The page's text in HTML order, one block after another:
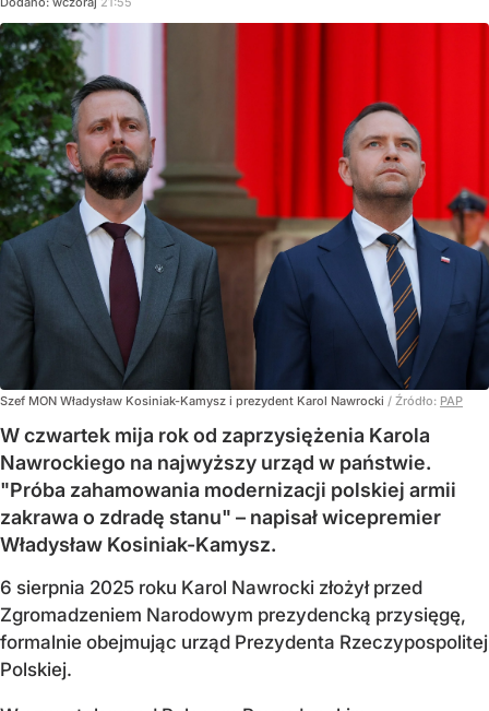
Szef MON Władysław Kosiniak-Kamysz i prezydent Karol Nawrocki / Źródło: PAP
W czwartek mija rok od zaprzysiężenia Karola
Nawrockiego na najwyższy urząd w państwie.
"Próba zahamowania modernizacji polskiej armii
zakrawa o zdradę stanu" – napisał wicepremier
Władysław Kosiniak-Kamysz.
6 sierpnia 2025 roku Karol Nawrocki złożył przed
Zgromadzeniem Narodowym prezydencką przysięgę,
formalnie obejmując urząd Prezydenta Rzeczypospolitej
Polskiej.